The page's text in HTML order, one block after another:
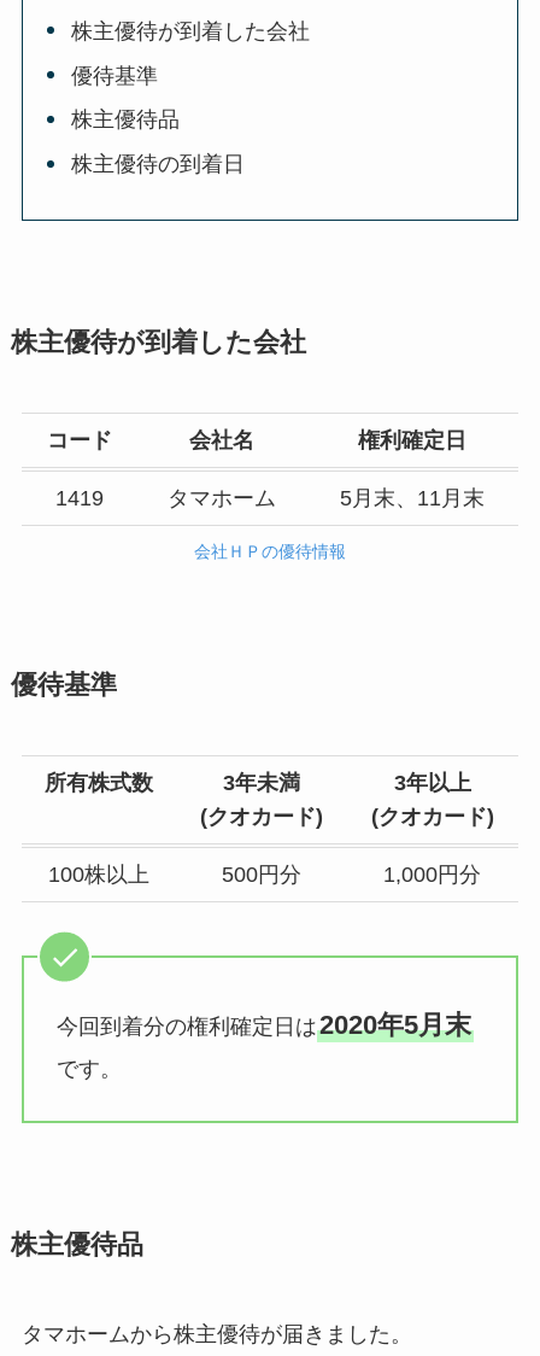
株主優待が到着した会社
優待基準
株主優待品
株主優待の到着日
株主優待が到着した会社
コード 会社名 権利確定日
1419 タマホーム 5月末、11月末
会社ＨＰの優待情報
優待基準
所有株式数
3年未満
(クオカード)
3年以上
(クオカード)
100株以上 500円分 1,000円分
今回到着分の権利確定日は2020年5月末
です。
株主優待品
タマホームから株主優待が届きました。